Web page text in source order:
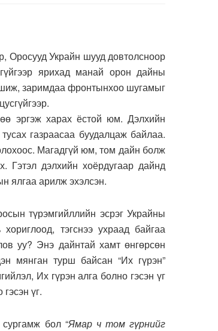
Оросууд Украйн шууд довтолсноор
ярихад манай орон дайны
заримдаа фронтынхоо шугамыг
эргэж харах ёстой юм. Дэлхийн
газраасаа буудалцаж байлаа.
Магадгүй юм, том дайн болж
Гэтэл дэлхийн хоёрдугаар дайнд
ялгаа арилж эхэлсэн.
түрэмгийллийн эсрэг Украйны
тэгснээ ухраад байгаа
уу? Энэ дайнтай хамт өнгөрсөн
мянган турш байсан “Их гүрэн”
Их гүрэн алга болно гэсэн үг
үг.
бол “Ямар ч том гүрнийг